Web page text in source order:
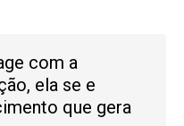
com a
ela se e
que gera